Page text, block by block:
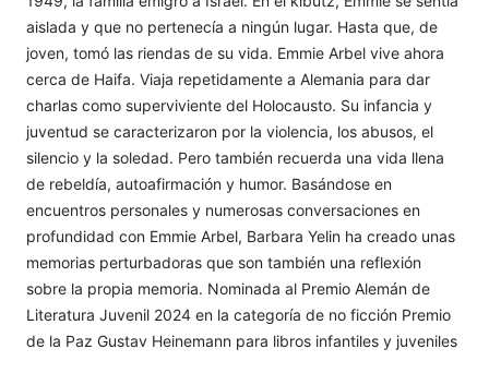
aislada y que no pertenecía a ningún lugar. Hasta que, de
joven, tomó las riendas de su vida. Emmie Arbel vive ahora
cerca de Haifa. Viaja repetidamente a Alemania para dar
charlas como superviviente del Holocausto. Su infancia y
juventud se caracterizaron por la violencia, los abusos, el
silencio y la soledad. Pero también recuerda una vida llena
de rebeldía, autoafirmación y humor. Basándose en
encuentros personales y numerosas conversaciones en
profundidad con Emmie Arbel, Barbara Yelin ha creado unas
memorias perturbadoras que son también una reflexión
sobre la propia memoria. Nominada al Premio Alemán de
Literatura Juvenil 2024 en la categoría de no ficción Premio
de la Paz Gustav Heinemann para libros infantiles y juveniles